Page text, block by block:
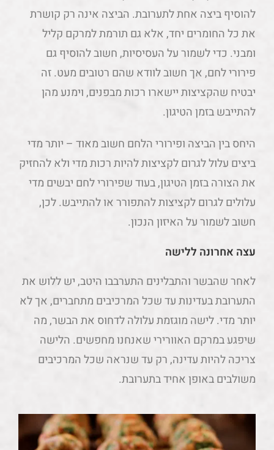
להוסיף ביצה אחת לתערובת. הביצה אינה רק קושרת
את כל החומרים יחד, אלא גם תורמת למרקם קליל
ומבני. כדי לשמור על העסיסיות, חשוב להוסיף גם
פירורי לחם, אך חשוב לוודא שהם רטובים מעט. זה
יבטיח שהקציצות יישארו רכות מבפנים, וימנע מהן
להתייבש בזמן הטיגון.
היחס בין הביצה ופירורי הלחם חשוב מאוד – יותר מדי
ביצים עלול לגרום לקציצות להיות רכות מדי ולא להחזיק
את הצורה בזמן הטיגון, בעוד שפירורי לחם יבשים מדי
עלולים לגרום לקציצות להתפורר או להתייבש. לכן,
חשוב לשמור על האיזון הנכון.
עצה אחרונה ללישה
לאחר שהבשר והתבלינים התערבבו היטב, יש ללוש את
התערובת בעדינות עד שכל המרכיבים מתחברים, אך לא
יותר מדי. לישה מוגזמת עלולה לדחוס את הבשר, מה
שיפגע במרקם האוורירי שאנחנו מחפשים. הלישה
צריכה להיות עדינה, רק עד שנראה שכל המרכיבים
משולבים באופן אחיד בתערובת.